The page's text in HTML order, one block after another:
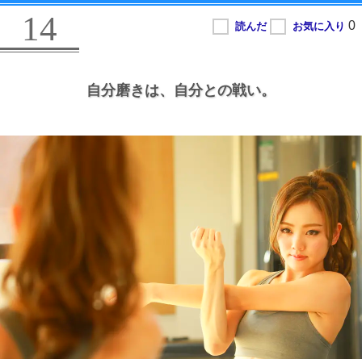
14
自分磨きは、 自分との戦い。